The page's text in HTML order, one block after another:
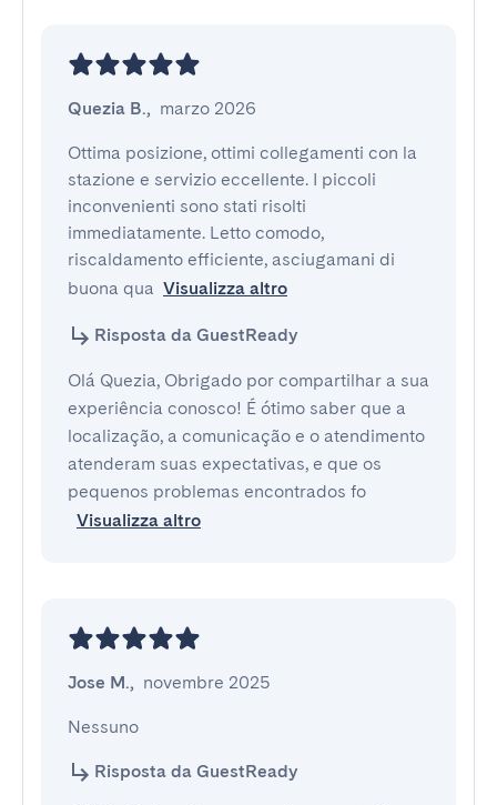
Quezia B., marzo 2026
Ottima posizione, ottimi collegamenti con la
stazione e servizio eccellente. I piccoli
inconvenienti sono stati risolti
immediatamente. Letto comodo,
riscaldamento efficiente, asciugamani di
buona qua Visualizza altro
Risposta da GuestReady
Olá Quezia, Obrigado por compartilhar a sua
experiência conosco! É ótimo saber que a
localização, a comunicação e o atendimento
atenderam suas expectativas, e que os
pequenos problemas encontrados fo
Visualizza altro
Jose M., novembre 2025
Nessuno
Risposta da GuestReady